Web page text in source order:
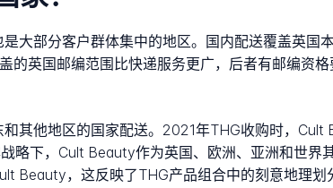
大部分客户群体集中的地区。国内配送覆盖英国
的英国邮编范围比快递服务更广，后者有邮编资
其他地区的国家配送。2021年THG收购时，Cult
略下，Cult Beauty作为英国、欧洲、亚洲和世界
Beauty，这反映了THG产品组合中的刻意地理划